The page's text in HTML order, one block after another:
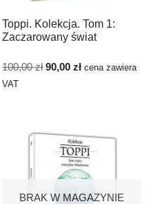
Toppi. Kolekcja. Tom 1:
Zaczarowany świat
100,00zł 90,00zł cena zawiera
VAT
BRAK W MAGAZYNIE